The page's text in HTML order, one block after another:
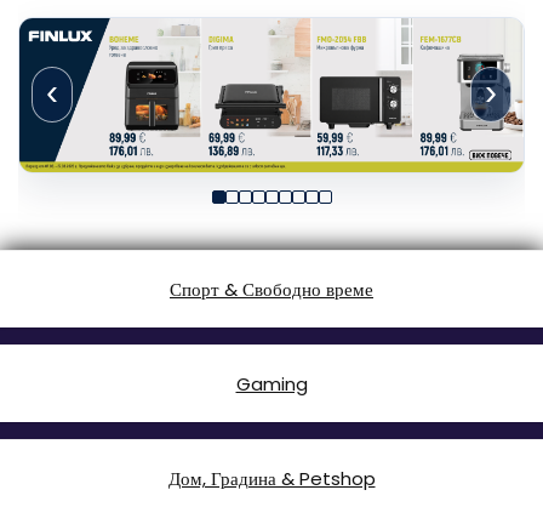
‹ ›
Спорт & Свободно време
Gaming
Дом, Градина & Petshop